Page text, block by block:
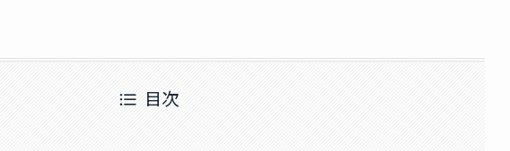
目次